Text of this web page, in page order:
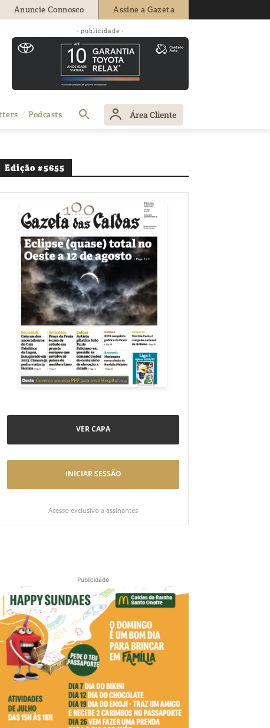
Anuncie Connosco Assine a Gazeta
- publicidade -
Podcasts Área Cliente
Edição #5655
VER CAPA
INICIAR SESSÃO
Acesso exclusivo a assinantes
Publicidade